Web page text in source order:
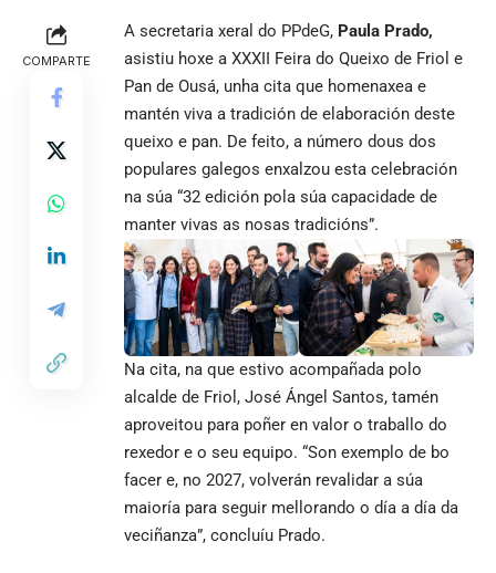
COMPARTE
A secretaria xeral do PPdeG, Paula Prado,
asistiu hoxe a XXXII Feira do Queixo de Friol e
Pan de Ousá, unha cita que homenaxea e
mantén viva a tradición de elaboración deste
queixo e pan. De feito, a número dous dos
populares galegos enxalzou esta celebración
na súa “32 edición pola súa capacidade de
manter vivas as nosas tradicións”.
Na cita, na que estivo acompañada polo
alcalde de Friol, José Ángel Santos, tamén
aproveitou para poñer en valor o traballo do
rexedor e o seu equipo. “Son exemplo de bo
facer e, no 2027, volverán revalidar a súa
maioría para seguir mellorando o día a día da
veciñanza”, concluíu Prado.